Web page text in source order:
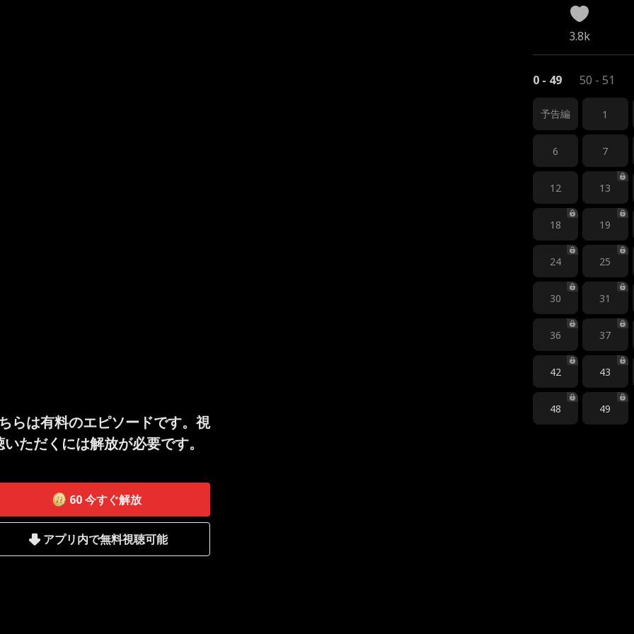
らは有料のエピソードです。視
いただくには解放が必要です。
60 今すぐ解放
アプリ内で無料視聴可能
3.8k
0 - 49 50 - 51
予告編 1
6 7
12 13
18 19
24 25
30 31
36 37
42 43
48 49